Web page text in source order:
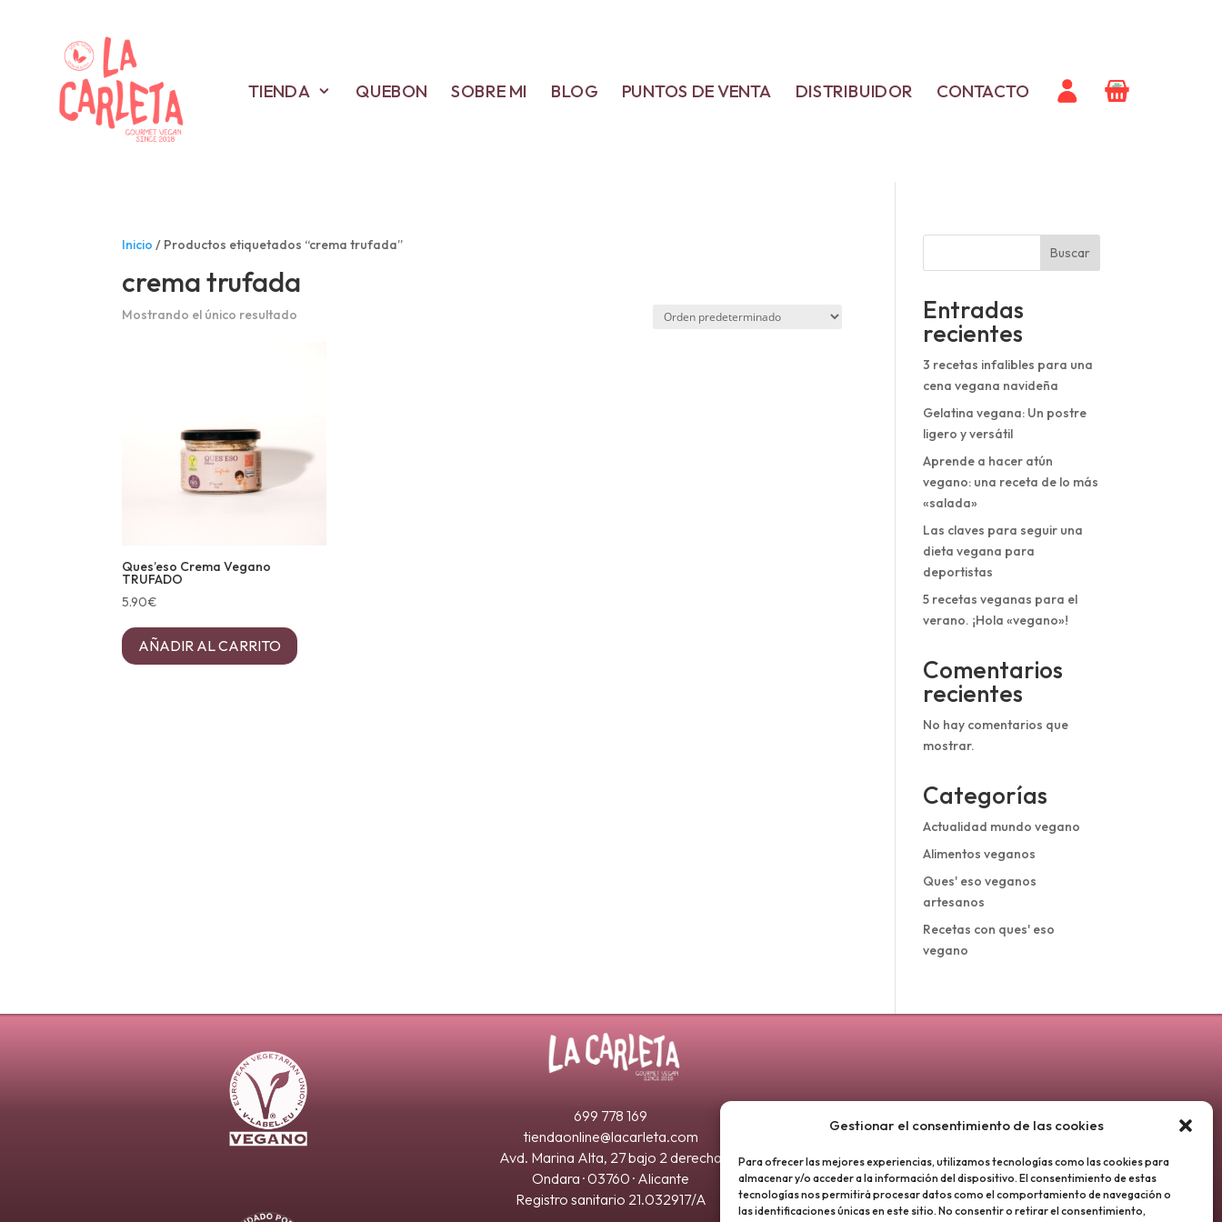
Gestionar el consentimiento de las cookies
Para ofrecer las mejores experiencias, utilizamos tecnologías como las cookies para
almacenar y/o acceder a la información del dispositivo. El consentimiento de estas
tecnologías nos permitirá procesar datos como el comportamiento de navegación o
las identificaciones únicas en este sitio. No consentir o retirar el consentimiento,
TIENDA QUEBON SOBRE MI BLOG PUNTOS DE VENTA DISTRIBUIDOR CONTACTO
Inicio / Productos etiquetados “crema trufada”
crema trufada
Mostrando el único resultado
Ques’eso Crema Vegano
TRUFADO
5.90€
AÑADIR AL CARRITO
Buscar
Entradas
recientes
3 recetas infalibles para una
cena vegana navideña
Gelatina vegana: Un postre
ligero y versátil
Aprende a hacer atún
vegano: una receta de lo más
«salada»
Las claves para seguir una
dieta vegana para
deportistas
5 recetas veganas para el
verano. ¡Hola «vegano»!
Comentarios
recientes
No hay comentarios que
mostrar.
Categorías
Actualidad mundo vegano
Alimentos veganos
Ques' eso veganos
artesanos
Recetas con ques' eso
vegano
699 778 169
tiendaonline@lacarleta.com
Avd. Marina Alta, 27 bajo 2 derecha
Ondara · 03760 · Alicante
Registro sanitario 21.032917/A